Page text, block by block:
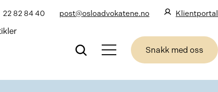
22 82 84 40 post@osloadvokatene.no Klientportal
Snakk med oss